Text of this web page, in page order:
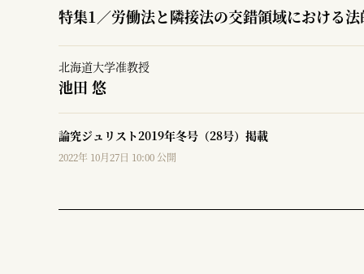
特集1／労働法と隣接法の交錯領域における
北海道大学准教授
池田 悠
論究ジュリスト2019年冬号（28号）掲載
2022年 10月27日 10:00 公開